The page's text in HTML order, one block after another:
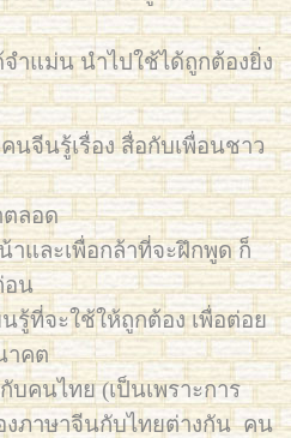
จำแม่น นำไปใช้ได้ถูกต้องยิ่ง
นจีนรู้เรื่อง สื่อกับเพื่อนชาว
ตลอด
และเพื่อกล้าที่จะฝึกพูด ก็
อน
รู้ที่จะใช้ให้ถูกต้อง เพื่อต่อย
าคต
บคนไทย (เป็นเพราะการ
งภาษาจีนกับไทยต่างกัน คน